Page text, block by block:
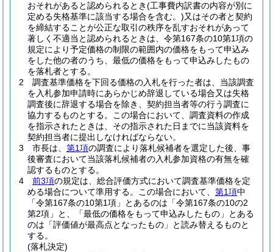
おそれがあると認められるとき(工事費内訳書の内容が別に
定める失格基準に該当する場合を含む。)又はその者と契約
を締結することが公正な取引の秩序を乱すおそれがあって
著しく不適当と認められるときは、令第167条の10第1項の
規定により予定価格の制限の範囲内の価格をもって申込み
をした他の者のうち、最低の価格をもって申込みしたもの
を落札者とする。
2
調査基準価格を下回る価格の入札を行った者は、当該調査
を入札参加申請時にあらかじめ辞退している場合又は失格
調査後に辞退する場合を除き、契約担当者等の行う調査に
協力するものとする。
この場合において、調査資料の作成
を指示されたときは、その指示された日までに当該資料を
契約担当者に提出しなければならない。
3
市長は、 第1項の調査により落札候補者を選定した後、事
後審査において当該落札候補者の入札参加資格の有無を確
認するものとする。
4
前3項の規定は、総合評価方式において調査基準価格を定
める場合について準用する。
この場合において、 第1項中
「令第167条の10第1項」とあるのは「令第167条の10の2
第2項」と、「最低の価格をもって申込みしたもの」とある
のは「評価値が最高点となったもの」と読み替えるものと
する。
(落札決定)